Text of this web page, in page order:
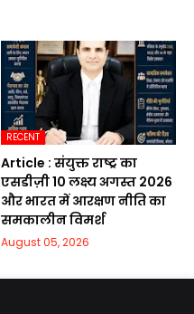
RECENT
Article : संयुक्त राष्ट्र का
एसडीज़ी 10 लक्ष्य अगस्त 2026
और भारत में आरक्षण नीति का
समकालीन विमर्श
August 05, 2026